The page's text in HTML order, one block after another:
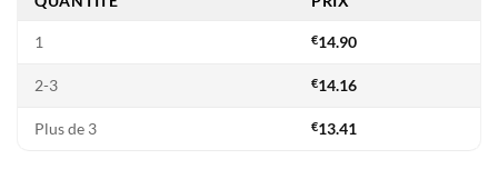
1 €14.90
2-3 €14.16
Plus de 3 €13.41